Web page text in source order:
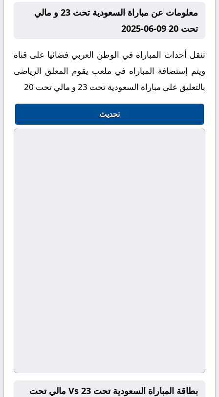
معلومات عن مباراة السعودية تحت 23 و مالي
تحت 20 09-06-2025
تنقل أحداث المباراة في الوطن العربي فضائيا على قناة
ويتم إستضافة المباراه في ملعب يقوم المعلق الرياضى
بالتعليق على مباراة السعودية تحت 23 و مالي تحت 20
تحديث
بطاقة المباراة السعودية تحت 23 Vs مالي تحت